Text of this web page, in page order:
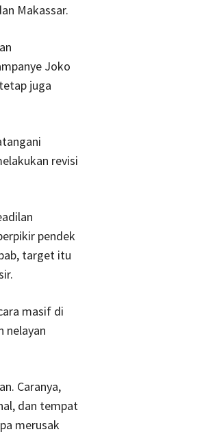
Makassar.
Joko
juga
revisi
pendek
target itu
masif di
nelayan
Caranya,
dan tempat
merusak